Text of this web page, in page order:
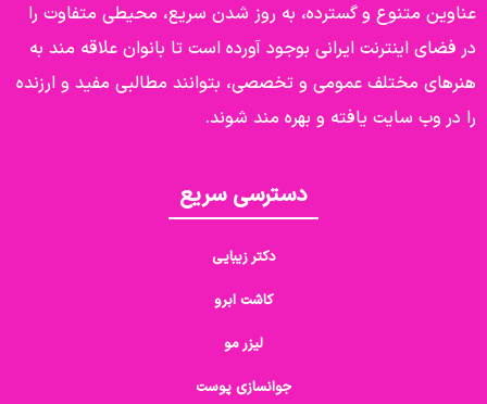
عناوین متنوع و گسترده، به روز شدن سریع، محیطی متفاوت را
در فضای اینترنت ایرانی بوجود آورده است تا بانوان علاقه مند به
هنرهای مختلف عمومی و تخصصی، بتوانند مطالبی مفید و ارزنده
را در وب سایت یافته و بهره مند شوند.
دسترسی سریع
دکتر زیبایی
کاشت ابرو
لیزر مو
جوانسازی پوست